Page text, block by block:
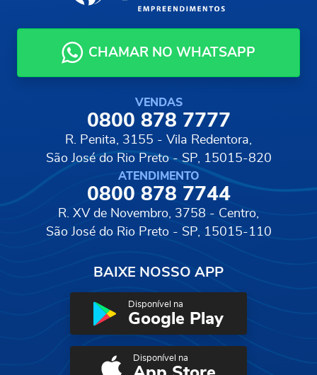
CHAMAR NO WHATSAPP
VENDAS
0800 878 7777
R. Penita, 3155 - Vila Redentora,
São José do Rio Preto - SP, 15015-820
ATENDIMENTO
0800 878 7744
R. XV de Novembro, 3758 - Centro,
São José do Rio Preto - SP, 15015-110
BAIXE NOSSO APP
Disponível na
Google Play
Disponível na